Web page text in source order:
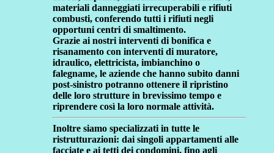
materiali danneggiati irrecuperabili e rifiuti
combusti, conferendo tutti i rifiuti negli
opportuni centri di smaltimento.
Grazie ai nostri interventi di bonifica e
risanamento con interventi di muratore,
idraulico, elettricista, imbianchino o
falegname, le aziende che hanno subito danni
post-sinistro potranno ottenere il ripristino
delle loro strutture in brevissimo tempo e
riprendere così la loro normale attività.
Inoltre siamo specializzati in tutte le
ristrutturazioni: dai singoli appartamenti alle
facciate e ai tetti dei condomini, fino agli